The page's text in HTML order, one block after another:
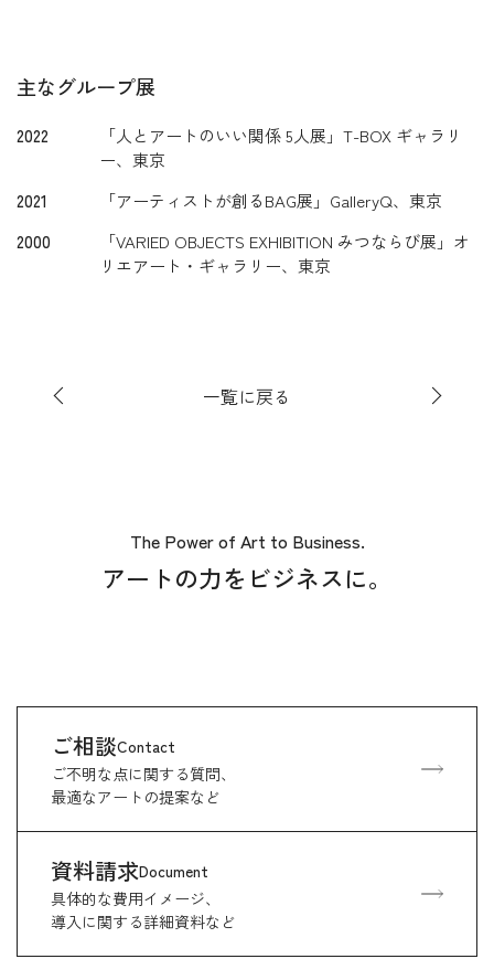
主なグループ展
2022
「人とアートのいい関係 5人展」T-BOX ギャラリ
ー、東京
2021
「アーティストが創るBAG展」GalleryQ、東京
2000
「VARIED OBJECTS EXHIBITION みつならび展」オ
リエアート・ギャラリー、東京
一覧に戻る
The Power of Art to Business.
アートの力をビジネスに。
ご相談Contact
ご不明な点に関する質問、
最適なアートの提案など
資料請求Document
具体的な費用イメージ、
導入に関する詳細資料など